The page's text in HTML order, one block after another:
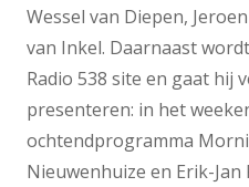
Wessel van Diepen,
van Inkel. Daarnaast
Radio 538 site en gaat hij
presenteren: in het
ochtendprogramma
Nieuwenhuize en Erik-Jan